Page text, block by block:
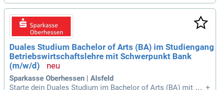
Duales Studium Bachelor of Arts (BA) im Studiengang
Betriebswirtschaftslehre mit Schwerpunkt Bank
(m/w/d)
Sparkasse Oberhessen | Alsfeld
Starte dein Duales Studium im Bachelor of Arts (BA) mit Sc +